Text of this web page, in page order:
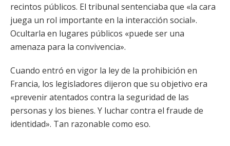
recintos públicos. El tribunal sentenciaba que «la cara
juega un rol importante en la interacción social».
Ocultarla en lugares públicos «puede ser una
amenaza para la convivencia».
Cuando entró en vigor la ley de la prohibición en
Francia, los legisladores dijeron que su objetivo era
«prevenir atentados contra la seguridad de las
personas y los bienes. Y luchar contra el fraude de
identidad». Tan razonable como eso.